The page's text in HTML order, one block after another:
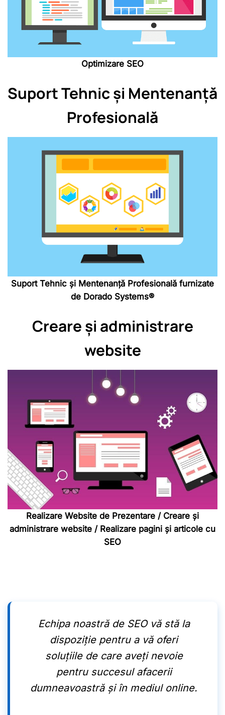
Optimizare SEO
Suport Tehnic și Mentenanță
Profesională
Suport Tehnic și Mentenanță Profesională furnizate
de Dorado Systems®
Creare și administrare
website
Realizare Website de Prezentare / Creare și
administrare website / Realizare pagini și articole cu
SEO
Echipa noastră de SEO vă stă la
dispoziție pentru a vă oferi
soluțiile de care aveți nevoie
pentru succesul afacerii
dumneavoastră și în mediul online.